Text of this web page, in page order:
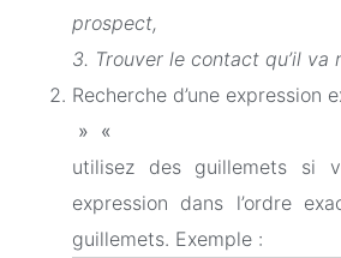
prospect,
3. Trouver le contact qu’il va
Recherche d’une expression
» «
utilisez des guillemets si
expression dans l’ordre
guillemets. Exemple :